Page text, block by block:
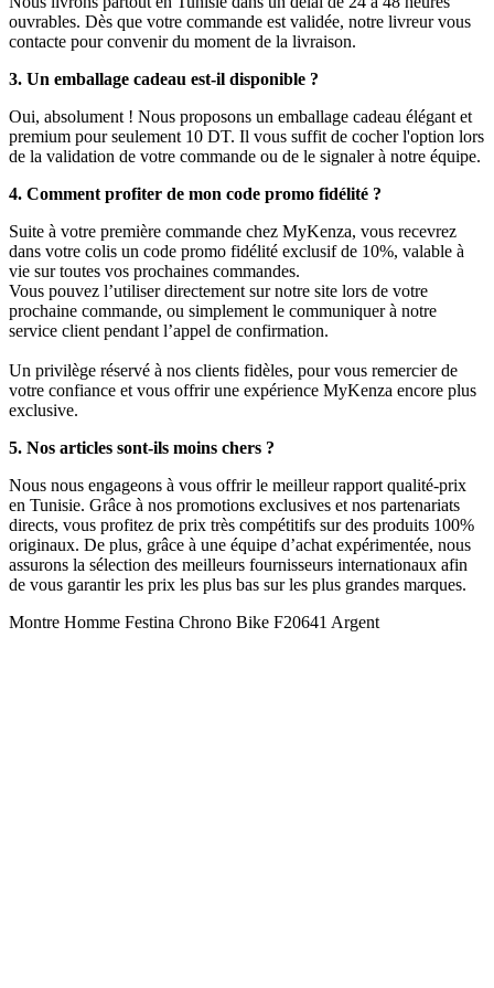
ouvrables. Dès que votre commande est validée, notre livreur vous
contacte pour convenir du moment de la livraison.
3. Un emballage cadeau est-il disponible ?
Oui, absolument ! Nous proposons un emballage cadeau élégant et
premium pour seulement 10 DT. Il vous suffit de cocher l'option lors
de la validation de votre commande ou de le signaler à notre équipe.
4. Comment profiter de mon code promo fidélité ?
Suite à votre première commande chez MyKenza, vous recevrez
dans votre colis un code promo fidélité exclusif de 10%, valable à
vie sur toutes vos prochaines commandes.
Vous pouvez l’utiliser directement sur notre site lors de votre
prochaine commande, ou simplement le communiquer à notre
service client pendant l’appel de confirmation.
Un privilège réservé à nos clients fidèles, pour vous remercier de
votre confiance et vous offrir une expérience MyKenza encore plus
exclusive.
5. Nos articles sont-ils moins chers ?
Nous nous engageons à vous offrir le meilleur rapport qualité-prix
en Tunisie. Grâce à nos promotions exclusives et nos partenariats
directs, vous profitez de prix très compétitifs sur des produits 100%
originaux. De plus, grâce à une équipe d’achat expérimentée, nous
assurons la sélection des meilleurs fournisseurs internationaux afin
de vous garantir les prix les plus bas sur les plus grandes marques.
Montre Homme Festina Chrono Bike F20641 Argent